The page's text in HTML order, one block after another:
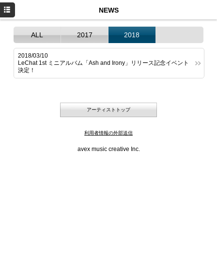
NEWS
ALL 2017 2018
2018/03/10
LeChat 1st ミニアルバム「Ash and Irony」リリース記念イベント
決定！
アーティストトップ
利用者情報の外部送信
avex music creative Inc.
NEWS
SCHEDULE
MEDIA
DISCOGRAPHY